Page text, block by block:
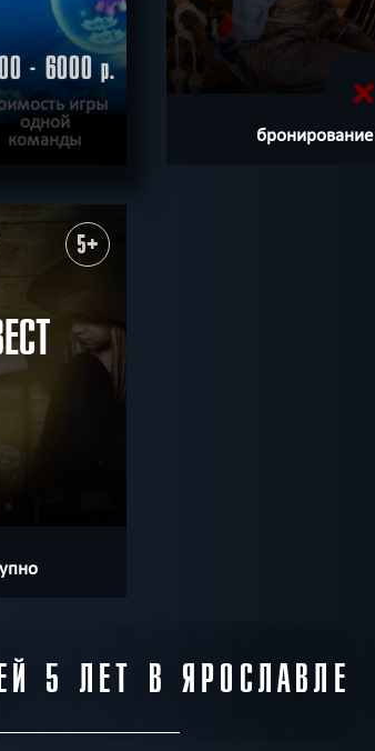
- 6000р.
игры
одной
команды
5+
5 ЛЕТ В ЯРОСЛАВЛЕ